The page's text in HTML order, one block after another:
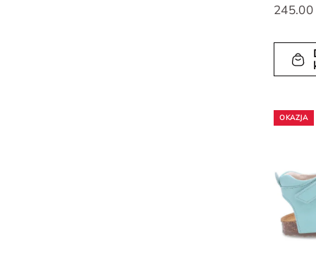
245.00